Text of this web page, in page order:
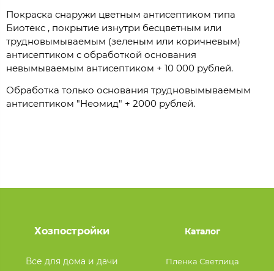
Покраска снаружи цветным антисептиком типа
Биотекс , покрытие изнутри бесцветным или
трудновымываемым (зеленым или коричневым)
антисептиком с обработкой основания
невымываемым антисептиком + 10 000 рублей.
Обработка только основания трудновымываемым
антисептиком "Неомид" + 2000 рублей.
Хозпостройки
Все для дома и дачи
Каталог
Пленка Светлица